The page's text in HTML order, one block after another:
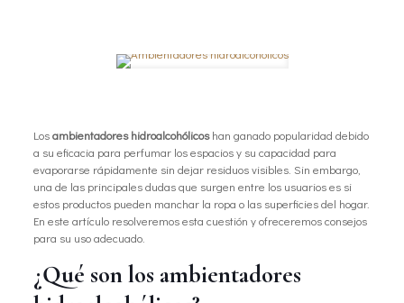
Losambientadores hidroalcohólicoshan ganado popularidad debido
a su eficacia para perfumar los espacios y su capacidad para
evaporarse rápidamente sin dejar residuos visibles. Sin embargo,
una de las principales dudas que surgen entre los usuarios es si
estos productos pueden manchar la ropa o las superficies del hogar.
En este artículo resolveremos esta cuestión y ofreceremos consejos
para su uso adecuado.
¿Qué son los ambientadores